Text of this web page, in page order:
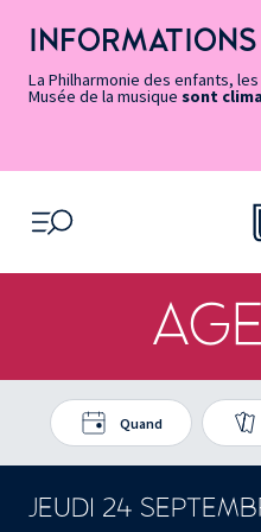
page
Accessibilité
accès
rapides
principal
contenu
principal
page
Message d’information
La Philharmonie des enfants,
Musée de la musique sont
OUVRIR LE MENU
JEUDI 24
Quand